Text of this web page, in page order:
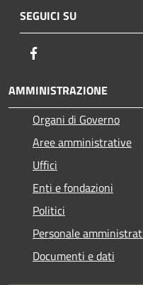
SEGUICI SU
AMMINISTRAZIONE
Organi di Governo
Aree amministrative
Uffici
Enti e fondazioni
Politici
Personale
Documenti e dati